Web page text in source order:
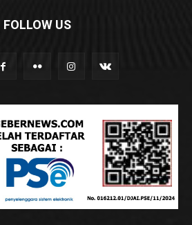
FOLLOW US